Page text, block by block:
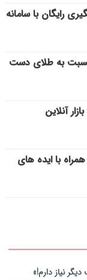
رایگان با سامانه
به طلای دست
آنلاین
با ایده های
نیاز دارم!»